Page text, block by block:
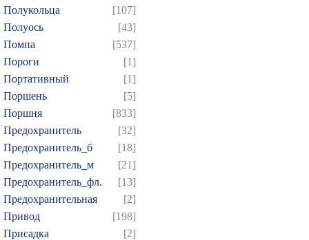
Полукольца
[107]
Полуось
[43]
Помпа
[537]
Пороги
[1]
Портативный
[1]
Поршень
[5]
Поршня
[833]
Предохранитель
[32]
Предохранитель_б
[18]
Предохранитель_м
[21]
Предохранитель_фл.
[13]
Предохранительная
[2]
Привод
[198]
Присадка
[2]